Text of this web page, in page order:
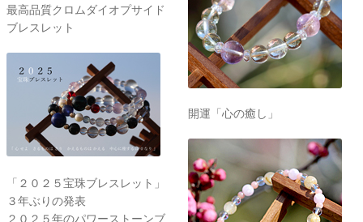
最高品質クロムダイオプサイド
ブレスレット
「２０２５宝珠ブレスレット」
３年ぶりの発表
２０２５年のパワーストーンブ
開運「心の癒し」